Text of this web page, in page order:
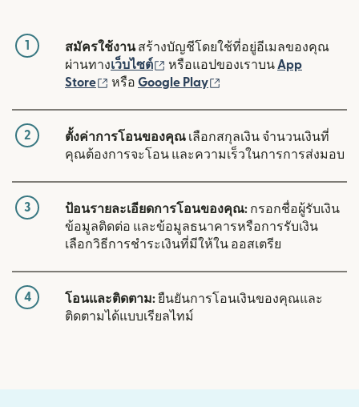
1 สมัครใช้งานสร้างบัญชีโดยใช้ที่อยู่อีเมลของคุณ
ผ่านทางเว็บไซต์ (เปิดในหน้าต่างใหม่)
หรือแอปของเราบนApp
Store
(เปิดในหน้าต่างใหม่)
หรือ Google Play
2 ตั้งค่าการโอนของคุณ เลือกสกุลเงิน จำนวนเงินที่
คุณต้องการจะโอน และความเร็วในการการส่งมอบ
3 ป้อนรายละเอียดการโอนของคุณ: กรอกชื่อผู้รับเงิน
ข้อมูลติดต่อ และข้อมูลธนาคารหรือการรับเงิน
เลือกวิธีการชำระเงินที่มีให้ใน ออสเตรีย
4 โอนและติดตาม:ยืนยันการโอนเงินของคุณและ
ติดตามได้แบบเรียลไทม์